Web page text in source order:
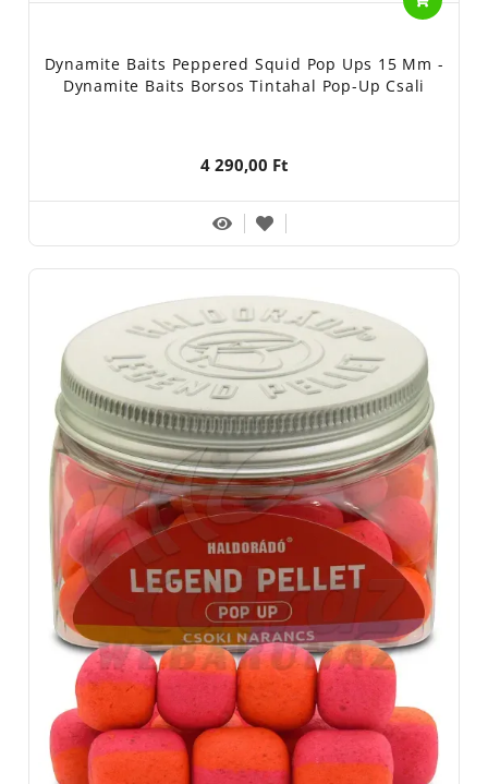
Dynamite Baits Peppered Squid Pop Ups 15 Mm -
Dynamite Baits Borsos Tintahal Pop-Up Csali
4 290,00 Ft